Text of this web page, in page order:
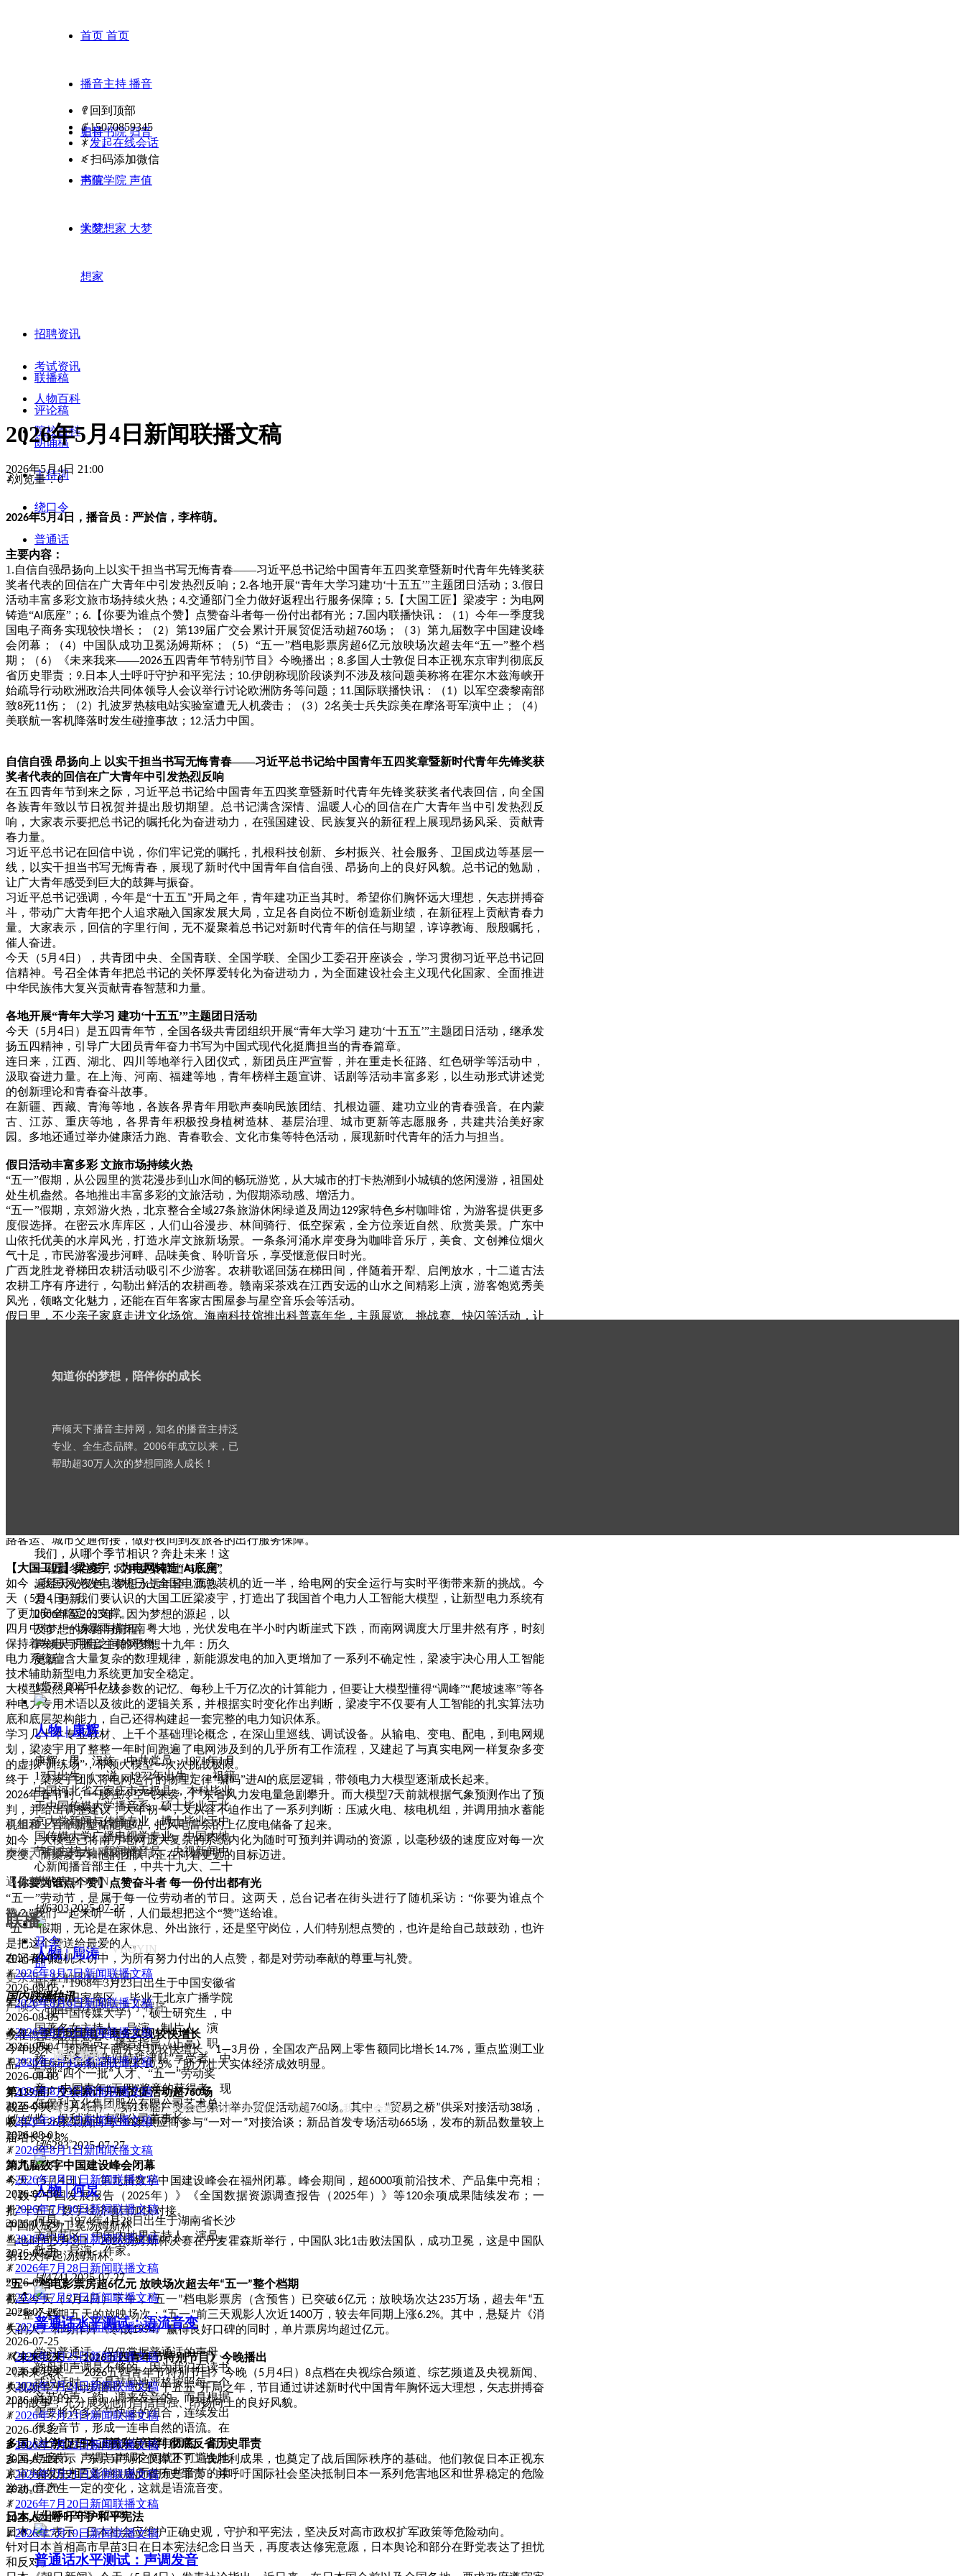
首页 首页
播音主持 播音
主持
归音书院 归音
书院
声值学院 声值
学院
大梦想家 大梦
想家
ꁸ 回到顶部
ꂅ 15070859345
ꁗ 发起在线会话
ꀥ 扫码添加微信
招聘资讯
考试资讯
人物百科
院校百科
联播稿
评论稿
朗诵稿
主持词
绕口令
普通话
2026年5月4日新闻联播文稿
2026年5月4日 21:00
ꄑ浏览量：0
2026年5月 4日，播音员： 严於信， 李梓萌。
主要内容：
1.自信自强昂扬向上以实干担当书写无悔青春——习近平总书记给中国青年五四奖章暨新时代青年先锋奖获
奖者代表的回信在广大青年中引发热烈反响； 2.各地开展“青年大学习建功‘十五五’”主题团日活动； 3.假日
活动丰富多彩文旅市场持续火热； 4.交通部门全力做好返程出行服务保障； 5.
【大国工匠】梁凌宇：为电网
铸造“AI底座”；6. 【你要为谁点个赞】点赞奋斗者每一份付出都有光； 7.国内联播快讯：（ 1）今年一季度我
国电子商务实现较快增长；（2）第139届广交会累计开展贸促活动超760场；（ 3）第九届数字中国建设峰
会闭幕；（4）中国队成功卫冕汤姆斯杯；（ 5）“五一”档电影票房超6亿元放映场次超去年“五一”整个档
期；（6）《未来我来——2026五四青年节特别节目》今晚播出； 8.多国人士敦促日本正视东京审判彻底反
省历史罪责； 9. 日本人士呼吁守护和平宪法； 10.伊朗称现阶段谈判不涉及核问题美称将在霍尔木兹海峡开
始疏导行动欧洲政治共同体领导人会议举行讨论欧洲防务等问题； 11.国际联播快讯：（1）以军空袭黎南部
致8死11伤；（2）扎波罗热核电站实验室遭无人机袭击；（3） 2名美士兵失踪美在摩洛哥军演中止；（4）
美联航一客机降落时发生碰撞事故； 12.活力中国。
自信自强 昂扬向上 以实干担当书写无悔青春——习近平总书记给中国青年五四奖章暨新时代青年先锋奖获
奖者代表的回信在广大青年中引发热烈反响
在五四青年节到来之际，习近平总书记给中国青年五四奖章暨新时代青年先锋奖获奖者代表回信，向全国
各族青年致以节日祝贺并提出殷切期望。总书记满含深情、温暖人心的回信在广大青年当中引发热烈反
响，大家表示要把总书记的嘱托化为奋进动力，在强国建设、民族复兴的新征程上展现昂扬风采、贡献青
春力量。
习近平总书记在回信中说，你们牢记党的嘱托，扎根科技创新、乡村振兴、社会服务、卫国戍边等基层一
线，以实干担当书写无悔青春，展现了新时代中国青年自信自强、昂扬向上的良好风貌。总书记的勉励，
让广大青年感受到巨大的鼓舞与振奋。
习近平总书记强调，今年是“十五五”开局之年，青年建功正当其时。希望你们胸怀远大理想，矢志拼搏奋
斗，带动广大青年把个人追求融入国家发展大局，立足各自岗位不断创造新业绩，在新征程上贡献青春力
量。大家表示，回信的字里行间，无不凝聚着总书记对新时代青年的信任与期望，谆谆教诲、殷殷嘱托，
催人奋进。
今天（5月 4日），共青团中央、全国青联、全国学联、全国少工委召开座谈会，学习贯彻习近平总书记回
信精神。号召全体青年把总书记的关怀厚爱转化为奋进动力，为全面建设社会主义现代化国家、全面推进
中华民族伟大复兴贡献青春智慧和力量。
各地开展“青年大学习 建功‘十五五’”主题团日活动
今天（5月4日）是五四青年节，全国各级共青团组织开展“青年大学习 建功‘十五五’”主题团日活动，继承发
扬五四精神，引导广大团员青年奋力书写为中国式现代化挺膺担当的青春篇章。
连日来，江西、湖北、四川等地举行入团仪式，新团员庄严宣誓，并在重走长征路、红色研学等活动中，
汲取奋进力量。在上海、河南、福建等地，青年榜样主题宣讲、话剧等活动丰富多彩，以生动形式讲述党
的创新理论和青春奋斗故事。
在新疆、西藏、青海等地，各族各界青年用歌声奏响民族团结、扎根边疆、建功立业的青春强音。在内蒙
古、江苏、重庆等地，各界青年积极投身植树造林、基层治理、城市更新等志愿服务，共建共治美好家
园。多地还通过举办健康活力跑、青春歌会、文化市集等特色活动，展现新时代青年的活力与担当。
假日活动丰富多彩 文旅市场持续火热
“五一”假期，从公园里的赏花漫步到山水间的畅玩游览，从大城市的打卡热潮到小城镇的悠闲漫游，祖国处
处生机盎然。各地推出丰富多彩的文旅活动，为假期添动感、增活力。
“五一”假期，京郊游火热，北京整合全域27条旅游休闲绿道及周边129家特色乡村咖啡馆，为游客提供更多
度假选择。在密云水库库区，人们山谷漫步、林间骑行、低空探索，全方位亲近自然、欣赏美景。广东中
山依托优美的水岸风光，打造水岸文旅新场景。一条条河涌水岸变身为咖啡音乐厅，美食、文创摊位烟火
气十足，市民游客漫步河畔、品味美食、聆听音乐，享受惬意假日时光。
广西龙胜龙脊梯田农耕活动吸引不少游客。农耕歌谣回荡在梯田间，伴随着开犁、启闸放水，十二道古法
农耕工序有序进行，勾勒出鲜活的农耕画卷。赣南采茶戏在江西安远的山水之间精彩上演，游客饱览秀美
风光，领略文化魅力，还能在百年客家古围屋参与星空音乐会等活动。
假日里，不少亲子家庭走进文化场馆。海南科技馆推出科普嘉年华，主题展览、挑战赛、快闪等活动，让
升级为沉浸式史前穿越体验，受到亲子家庭和研学团队的青睐。
为应对返程客流高峰，铁路部门在热门方向和时段加开列车，增开夜间高铁，全力保障旅客平安有序返
公路出行，今天以中长途为主，绕城高速、主要进城通道等节点易发生时段性拥堵。请司机朋友们及时关
路客运、城市交通衔接，做好夜间到发旅客的出行服务保障。
【大国工匠】梁凌宇：为电网铸造“AI底座”
如今，我国风光发电装机已占全国电源总装机的近一半，给电网的安全运行与实时平衡带来新的挑战。今
天（ 5月4 日）我们要认识的大国工匠梁凌宇，打造出了我国首个电力人工智能大模型，让新型电力系统有
了更加安全稳定的支撑。
四月中旬，一场暴雨横扫南粤大地，光伏发电在半小时内断崖式下跌，而南网调度大厅里井然有序，时刻
保持着发电与用电之间的平衡。
电力系统蕴含大量复杂的数理规律，新能源发电的加入更增加了一系列不确定性，梁凌宇决心用人工智能
技术辅助新型电力系统更加安全稳定。
大模型虽然具有千亿级参数的记忆、每秒上千万亿次的计算能力，但要让大模型懂得“调峰”“爬坡速率”等各
种电力专用术语以及彼此的逻辑关系，并根据实时变化作出判断，梁凌宇不仅要有人工智能的扎实算法功
底和底层架构能力，自己还得构建起一套完整的电力知识体系。
学习几十本专业教材、上千个基础理论概念，在深山里巡线、调试设备。从输电、变电、配电，到电网规
划，梁凌宇用了整整一年时间跑遍了电网涉及到的几乎所有工作流程，又建起了与真实电网一样复杂多变
的虚拟“训练场”，带领大模型一次次挑战极限。
终于，梁凌宇团队将电网运行的物理定律“编码”进AI的底层逻辑，带领电力大模型逐渐成长起来。
2026年春节时，一股强冷空气来袭，广东省风力发电量急剧攀升。而大模型7天前就根据气象预测作出了预
判，并给出调整建议，大年初一，又从容不迫作出了一系列判断：压减火电、核电机组，并调用抽水蓄能
机组和上百个新型储能电站，把风电富余的上亿度电储备了起来。
如今，大模型已将南方电网庞大复杂的系统内化为随时可预判并调动的资源，以毫秒级的速度应对每一次
突变。而梁凌宇和他的团队，正在向着更远的目标迈进。
【你要为谁点个赞】点赞奋斗者 每一份付出都有光
“五一”劳动节，是属于每一位劳动者的节日。这两天，总台记者在街头进行了随机采访：“你要为谁点个
赞？”我们一起来听一听，人们最想把这个“赞”送给谁。
“五一”假期，无论是在家休息、外出旅行，还是坚守岗位，人们特别想点赞的，也许是给自己鼓鼓劲，也许
是把这个赞送给最爱的人。
在记者的随机采访中，为所有努力付出的人点赞，都是对劳动奉献的尊重与礼赞。
国内联播快讯
今年一季度我国电子商务实现较快增长
今年以来，我国电子商务实现较快增长。1—3月份，全国农产品网上零售额同比增长14.7%，重点监测工业
品产业电商交易额同比增长10.5%，助力壮大实体经济成效明显。
第139届广交会累计开展贸促活动超760场
截至今天（5月4日），第139届广交会已累计举办贸促活动超760场。其中，“贸易之桥”供采对接活动38场，
吸引了126家采购商与510家供应商参与“一对一”对接洽谈；新品首发专场活动665场，发布的新品数量较上
届增长29.3%。
第九届数字中国建设峰会闭幕
今天（5月4日），第九届数字中国建设峰会在福州闭幕。峰会期间，超6000项前沿技术、产品集中亮相；
《数字中国发展报告（ 2025年）》《全国数据资源调查报告（2025年）》等120余项成果陆续发布；一
批“十五五”数字经济项目加快对接。
中国队成功卫冕汤姆斯杯
当地时间5月3日，2026汤姆斯杯决赛在丹麦霍森斯举行，中国队 3比1击败法国队，成功卫冕，这是中国队
第12次捧起汤姆斯杯。
“五一”档电影票房超6亿元 放映场次超去年“五一”整个档期
截至今天（5月4日）下午，“五一”档电影票房（含预售）已突破6亿元；放映场次达235万场，超去年“五
一”整个档期五天的放映场次；“五一”前三天观影人次近1400万，较去年同期上涨6.2%。其中，悬疑片《消
失的人》和动作片《寒战1994》赢得良好口碑的同时，单片票房均超过亿元。
《未来我来——2026五四青年节特别节目》今晚播出
《未来我来——2026五四青年节特别节目》今晚（5 月 4日）8点档在央视综合频道、综艺频道及央视新闻、
央视频等平台同步播出。立足“十五五”开局之年，节目通过讲述新时代中国青年胸怀远大理想，矢志拼搏奋
斗的故事，充分展现他们自信自强、昂扬向上的良好风貌。
多国人士敦促日本正视东京审判 彻底反省历史罪责
多国人士表示，东京审判不仅捍卫了二战胜利成果，也奠定了战后国际秩序的基础。他们敦促日本正视东
京审判的历史正义，彻底反省历史罪责，并呼吁国际社会坚决抵制日本一系列危害地区和世界稳定的危险
举动。
日本人士呼吁守护和平宪法
日本人士表示，日本社会应维护正确史观，守护和平宪法，坚决反对高市政权扩军政策等危险动向。
针对日本首相高市早苗3日在日本宪法纪念日当天，再度表达修宪意愿，日本舆论和部分在野党表达了担忧
和反对。
书
我们，从哪个季节相识？奔赴未来！这
一程夏冬往复，风月浸染群山与长河。
遍经天光夜色，梦想永远年轻。而热
爱，更新。
2006年至2025年，因为梦想的源起，以
及梦想的来路与前程。
声倾天下播音主持网梦想十九年：历久
更新！
넶573 2025-11-11
人物 | 康辉
康辉，男，汉族，中共党员，1971年1月
17日出生 （一说，1972年出生 ），祖籍
中国河北省石家庄市无极县 ，本科毕业
于中国传媒大学播音系，硕士毕业于北
京大学新闻与传播专业，博士毕业于中
国传媒大学广播电视学专业。中国内地
节目主持人、新闻播音员、央视新闻中
心新闻播音部主任 ，中共十九大、二十
大代表 。
넶6303 2025-07-27
人物 | 周涛
周涛，1968年3月23日出生于中国安徽省
淮南市田家庵区 ，毕业于北京广播学院
（现中国传媒大学），硕士研究生 ，中
国著名女主持人、导演、制片人、演
员、中共党员、播音指导（正高）职
称 、国务院“政府特殊津贴”享受者、中
宣部“四个一批”人才、“五一”劳动奖
章 、中国青年“五四”奖章的获得者。现
任保利文化集团股份有限公司艺术总
监、保利演出有限公司董事长。
넶6283 2025-07-27
人物 | 何炅
何炅，1974年4月28日出生于湖南省长沙
市雨花区，中国内地男主持人、演员、
歌手、导演、作家。
넶4741 2025-07-27
普通话水平测试：语流音变
学习普通话，仅仅掌握普通话的声母、
韵母和声调是不够的。因为我们在读书
或说话时，不是鼓励地严格按照每一个
音节的声、韵、调来发音的，而是根据
需要将许多音节快速的组合，连续发出
很多音节，形成一连串自然的语流。在
这个过程中，相邻的音素与因素、音节
与音节、声调与声调之间就不可避免地
会发生相互影响，从而使有些音节的读
音产生一定的变化，这就是语流音变。
넶2854 2025-07-08
普通话水平测试：声调发音
喜相逢！轻触图标，添加
声倾天下播音主持网官方微信
遇见梦想：VBOYIN
更亲近！轻触图标，访问
声倾天下播音主持网官方小程序
或在微信搜索声倾天下
넳 넲
联播
뀹 全
部
2026-08-07
ꂓ 2026年8月7日新闻联播文稿
2026-08-05
ꂓ 2026年8月6日新闻联播文稿
2026-08-05
ꂓ 2026年8月5日新闻联播文稿
2026-08-04
ꂓ 2026年8月4日新闻联播文稿
2026-08-03
ꂓ 2026年8月3日新闻联播文稿
2026-08-02
ꂓ 2026年8月2日新闻联播文稿
2026-08-01
ꂓ 2026年8月1日新闻联播文稿
2026-07-31
ꂓ 2026年7月31日新闻联播文稿
2026-07-30
ꂓ 2026年7月30日新闻联播文稿
2026-07-29
ꂓ 2026年7月29日新闻联播文稿
2026-07-28
ꂓ 2026年7月28日新闻联播文稿
2026-07-27
ꂓ 2026年7月27日新闻联播文稿
2026-07-26
ꂓ 2026年7月26日新闻联播文稿
2026-07-25
ꂓ 2026年7月25日新闻联播文稿
2026-07-24
ꂓ 2026年7月24日新闻联播文稿
2026-07-23
ꂓ 2026年7月23日新闻联播文稿
2026-07-22
ꂓ 2026年7月22日新闻联播文稿
2026-07-21
ꂓ 2026年7月21日新闻联播文稿
2026-07-20
ꂓ 2026年7月20日新闻联播文稿
2026-07-19
ꂓ 2026年7月19日新闻联播文稿
知道你的梦想，陪伴你的成长
声倾天下播音主持网，知名的播音主持泛
专业、全生态品牌。2006年成立以来，已
帮助超30万人次的梦想同路人成长！
官方微信：VBOYIN
遇见梦想
现在，关注声倾天下播音主持网内容矩阵。世界再大，因为梦想，我们总会遇见。